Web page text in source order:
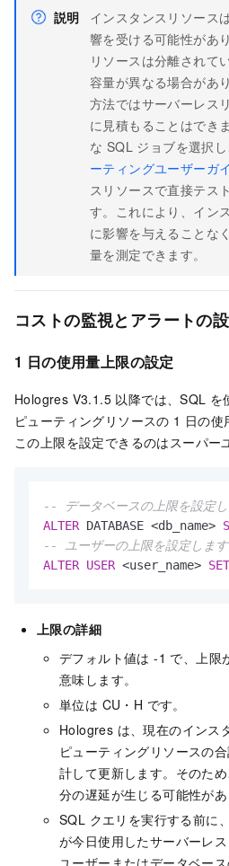
説明
インスタンスリソース
響を受ける可能性があ
リソースは分離されて
容量が異なる場合があ
方法ではサーバーレス
に見積もることはでき
な SQL ジョブを選択し
ーティングユーザーガ
スリソースで直接テス
す。これにより、イン
に影響を与えることな
量を測定できます。
コストの監視とアラートの
1 日の使用量上限の設定
Hologres V3.1.5 以降では、SQL を
ピューティングリソースの 1 日の使
この上限を設定できるのはスーパー
-- データベースの上限を設定し
ALTER DATABASE <db_name>
-- ユーザーの上限を設定します
ALTER USER <user_name> SET
上限の詳細
デフォルト値は -1 で、上限
意味します。
単位は CU・H です。
Hologres は、現在のインス
ピューティングリソースの
計して更新します。そのた
分の遅延が生じる可能性があ
SQL クエリを実行する前に
が今日使用したサーバーレ